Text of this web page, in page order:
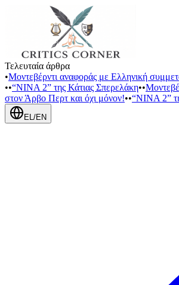
Τελευταία άρθρα
•Μοντεβέρντι αναφοράς με Ελληνική
••“NINA 2” της Κάτιας Σπερελάκη••
στον Άρβο Περτ και όχι μόνον!••“NINA 2”
EL/EN